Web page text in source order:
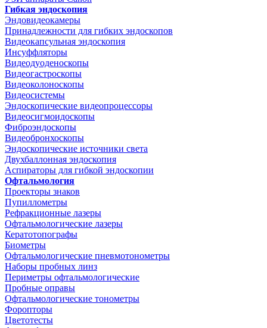
Гибкая эндоскопия
Эндовидеокамеры
Принадлежности для гибких эндоскопов
Видеокапсульная эндоскопия
Инсуффляторы
Видеодуоденоскопы
Видеогастроскопы
Видеоколоноскопы
Видеосистемы
Эндоскопические видеопроцессоры
Видеосигмоидоскопы
Фиброэндоскопы
Видеобронхоскопы
Эндоскопические источники света
Двухбаллонная эндоскопия
Аспираторы для гибкой эндоскопии
Офтальмология
Проекторы знаков
Пупиллометры
Рефракционные лазеры
Офтальмологические лазеры
Кератотопографы
Биометры
Офтальмологические пневмотонометры
Наборы пробных линз
Периметры офтальмологические
Пробные оправы
Офтальмологические тонометры
Форопторы
Цветотесты